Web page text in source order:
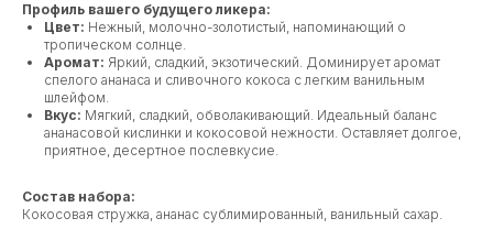
Профиль вашего будущего ликера:
Цвет: Нежный, молочно-золотистый, напоминающий о
тропическом солнце.
Аромат: Яркий, сладкий, экзотический. Доминирует аромат
спелого ананаса и сливочного кокоса с легким ванильным
шлейфом.
Вкус: Мягкий, сладкий, обволакивающий. Идеальный баланс
ананасовой кислинки и кокосовой нежности. Оставляет долгое,
приятное, десертное послевкусие.
Состав набора:
Кокосовая стружка, ананас сублимированный, ванильный сахар.